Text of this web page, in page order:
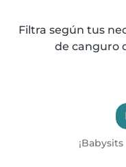
Filtra según tus
de canguro